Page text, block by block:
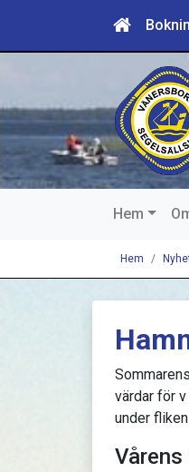
Hem
Hem
värdar för
under